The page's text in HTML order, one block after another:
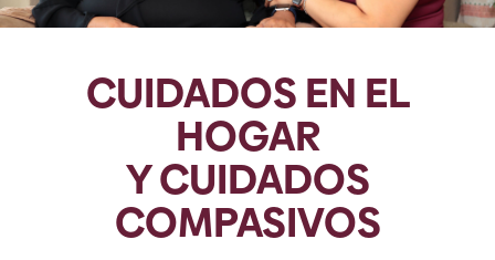
CUIDADOS EN EL
HOGAR
Y CUIDADOS
COMPASIVOS